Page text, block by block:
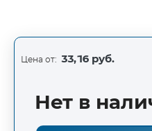
Цена от: 33,16 руб.
Нет в